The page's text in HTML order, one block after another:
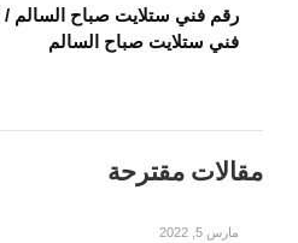
فني ستلايت صباح السالم
مقالات مقترحة
مارس 5, 2022